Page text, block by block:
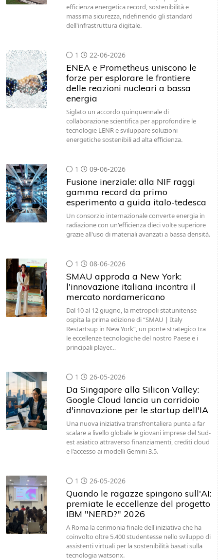
efficienza energetica record, sostenibilità e
massima sicurezza, ridefinendo gli standard
dell'infrastruttura digitale.
1 22-06-2026
ENEA e Prometheus uniscono le
forze per esplorare le frontiere
delle reazioni nucleari a bassa
energia
Siglato un accordo quinquennale di
collaborazione scientifica per approfondire le
tecnologie LENR e sviluppare soluzioni
energetiche sostenibili ad alta efficienza.
1 09-06-2026
Fusione inerziale: alla NIF raggi
gamma record da primo
esperimento a guida italo-tedesca
Un consorzio internazionale converte energia in
radiazione con un'efficienza dieci volte superiore
grazie all'uso di materiali avanzati a bassa densità.
1 08-06-2026
SMAU approda a New York:
l'innovazione italiana incontra il
mercato nordamericano
Dal 10 al 12 giugno, la metropoli statunitense
ospita la prima edizione di “SMAU | Italy
Restartsup in New York”, un ponte strategico tra
le eccellenze tecnologiche del nostro Paese e i
principali player…
1 26-05-2026
Da Singapore alla Silicon Valley:
Google Cloud lancia un corridoio
d'innovazione per le startup dell'IA
Una nuova iniziativa transfrontaliera punta a far
scalare a livello globale le giovani imprese del Sud-
est asiatico attraverso finanziamenti, crediti cloud
e l'accesso ai modelli Gemini 3.5.
1 26-05-2026
Quando le ragazze spingono sull'AI:
premiate le eccellenze del progetto
IBM "NERD?" 2026
A Roma la cerimonia finale dell'iniziativa che ha
coinvolto oltre 5.400 studentesse nello sviluppo di
assistenti virtuali per la sostenibilità basati sulla
tecnologia watsonx.